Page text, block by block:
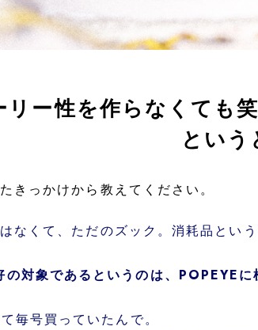
ー性を作らなくても笑
うところで
きっかけから教えてください。
なくて、ただのズック。消耗品とい
対象であるというのは、POPEYEに
毎号買っていたんで。